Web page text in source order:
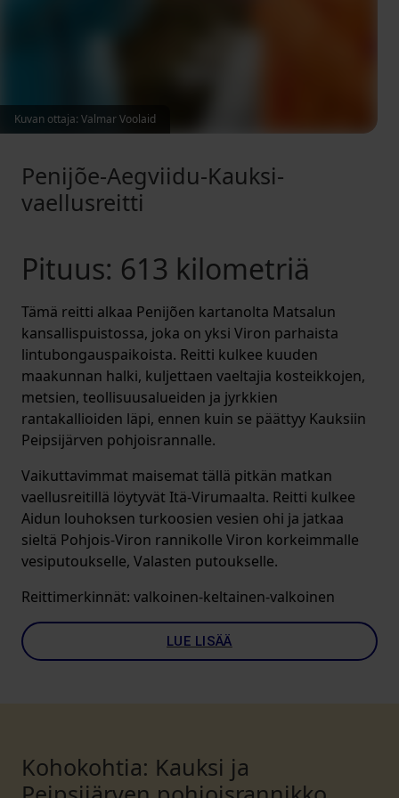
Penijõe-Aegviidu-Kauksi-
vaellusreitti
Pituus: 613 kilometriä
Tämä reitti alkaa Penijõen kartanolta Matsalun
kansallispuistossa, joka on yksi Viron parhaista
lintubongauspaikoista. Reitti kulkee kuuden
maakunnan halki, kuljettaen vaeltajia kosteikkojen,
metsien, teollisuusalueiden ja jyrkkien
rantakallioiden läpi, ennen kuin se päättyy Kauksiin
Peipsijärven pohjoisrannalle.
Vaikuttavimmat maisemat tällä pitkän matkan
vaellusreitillä löytyvät Itä-Virumaalta. Reitti kulkee
Aidun louhoksen turkoosien vesien ohi ja jatkaa
sieltä Pohjois-Viron rannikolle Viron korkeimmalle
vesiputoukselle, Valasten putoukselle.
Reittimerkinnät: valkoinen-keltainen-valkoinen
LUE LISÄÄ
Kuvan ottaja: Valmar Voolaid
Kohokohtia: Kauksi ja